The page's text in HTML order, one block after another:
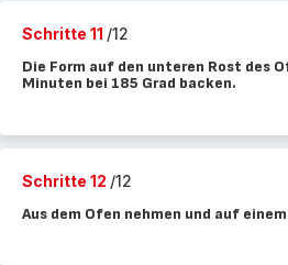
Schritte 11 /12
Die Form auf den unteren Rost des
Minuten bei 185 Grad backen.
Schritte 12 /12
Aus dem Ofen nehmen und auf